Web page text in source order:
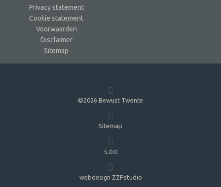
Privacy statement
Cookie statement
Voorwaarden
Disclaimer
Sitemap
©2026 Bewust Twente
Sitemap
5.0.0
webdesign ZZPstudio